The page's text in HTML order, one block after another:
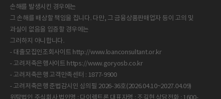
손해를 발생시킨 경우에는
그 손해를 배상할 책임을 집니다. 다만, 그 금융상품판매업자 등이 고의 및
과실이 없음을 입증할 경우에는
그러하지 아니합니다.
- 대출모집인조회사이트 http://www.loanconsultant.or.kr
- 고려저축은행사이트 https://www.goryosb.co.kr
- 고려저축은행 고객만족센터 : 1877-9900
- 고려저축은행 준법감시인 심의필 2026-36호(2026.04.10~2027.04.09)